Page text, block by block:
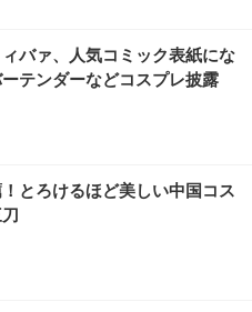
バァ、人気コミック表紙にな
テンダーなどコスプレ披露
とろけるほど美しい中国コス